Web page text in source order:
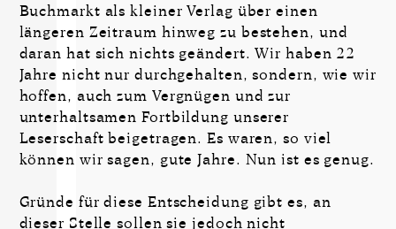
Buchmarkt als kleiner Verlag über einen
längeren Zeitraum hinweg zu bestehen, und
daran hat sich nichts geändert. Wir haben 22
Jahre nicht nur durchgehalten, sondern, wie wir
hoffen, auch zum Vergnügen und zur
unterhaltsamen Fortbildung unserer
Leserschaft beigetragen. Es waren, so viel
können wir sagen, gute Jahre. Nun ist es genug.
Gründe für diese Entscheidung gibt es, an
dieser Stelle sollen sie jedoch nicht